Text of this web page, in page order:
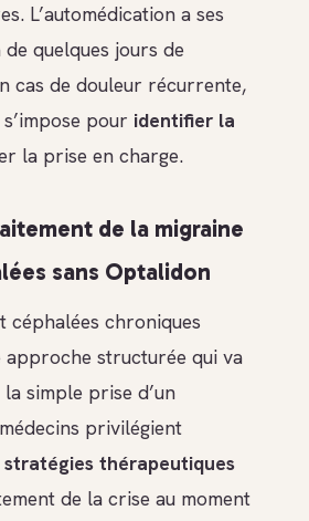
L’automédication a ses
quelques jours de
cas de douleur récurrente,
pour identifier la
la prise en charge.
de la migraine
sans Optalidon
céphalées chroniques
approche structurée qui va
simple prise d’un
privilégient
stratégies thérapeutiques
de la crise au moment